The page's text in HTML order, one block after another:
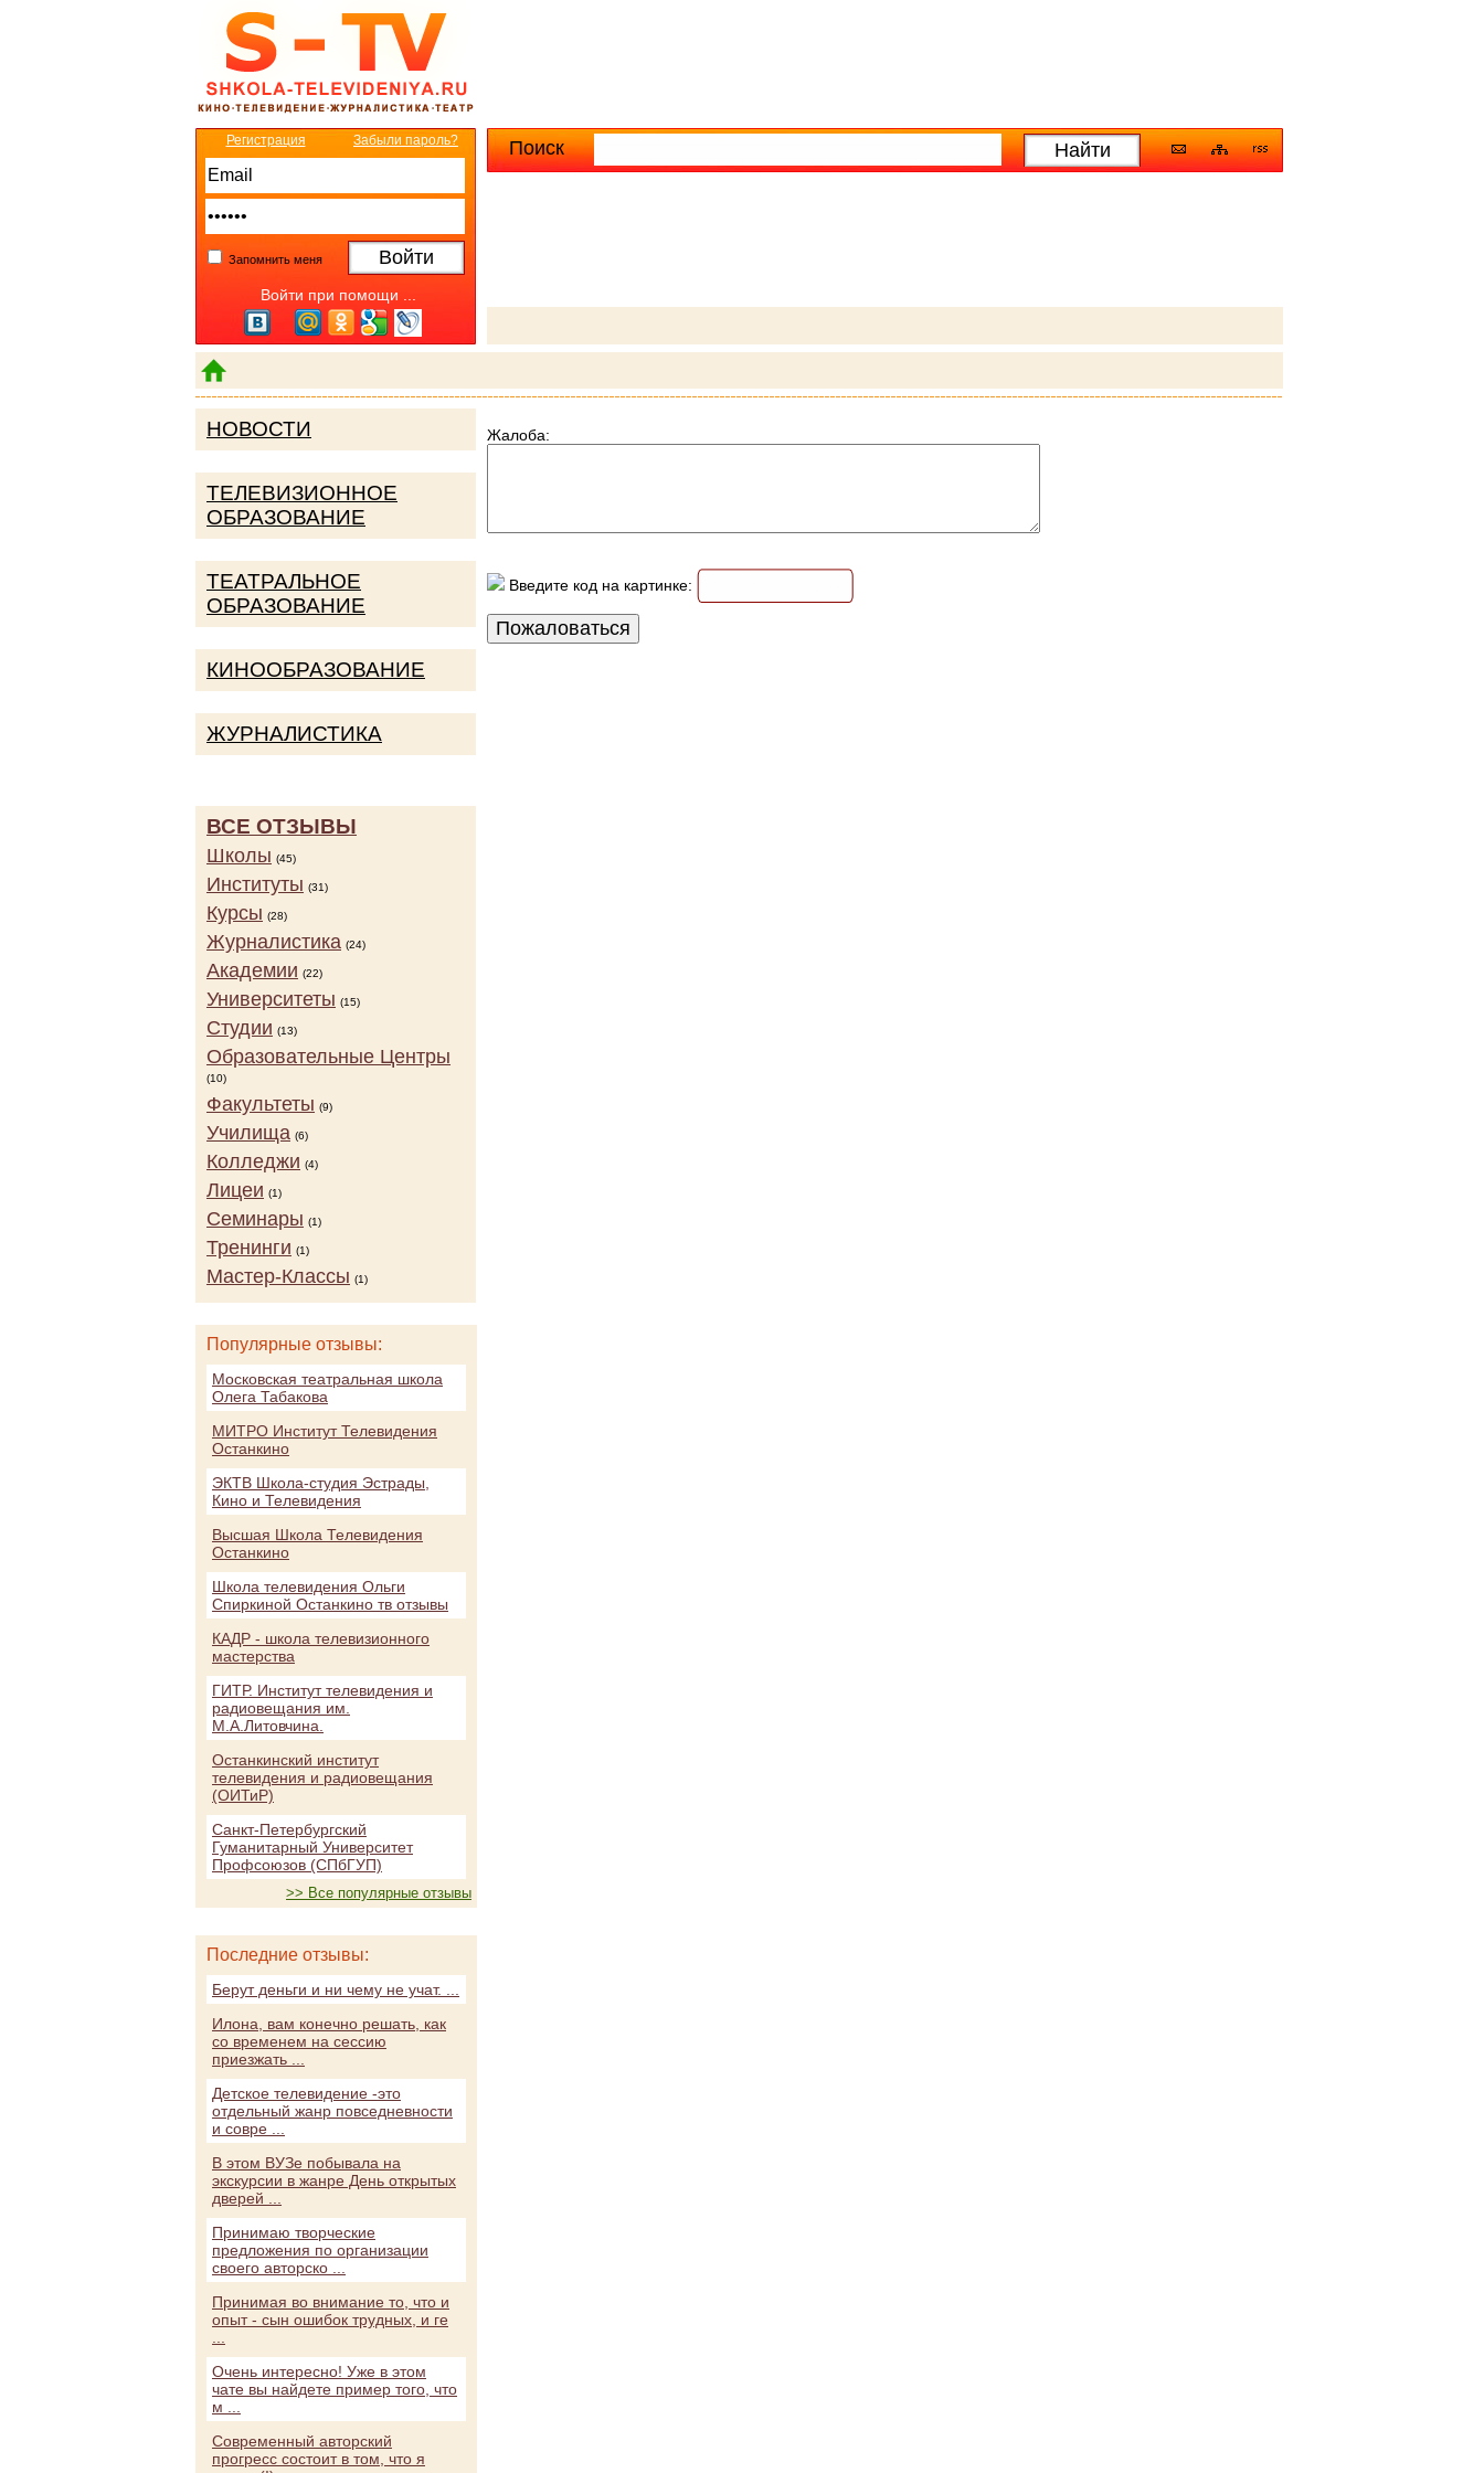
Поиск
Расширенный поиск
Регистрация Забыли пароль?
Запомнить меня
Войти при помощи ...
Жалоба:
Введите код на картинке:
НОВОСТИ
ТЕЛЕВИЗИОННОЕ
ОБРАЗОВАНИЕ
ТЕАТРАЛЬНОЕ
ОБРАЗОВАНИЕ
КИНООБРАЗОВАНИЕ
ЖУРНАЛИСТИКА
ВСЕ ОТЗЫВЫ
Школы (45)
Институты (31)
Курсы (28)
Журналистика (24)
Академии (22)
Университеты (15)
Студии (13)
Образовательные Центры
(10)
Факультеты (9)
Училища (6)
Колледжи (4)
Лицеи (1)
Семинары (1)
Тренинги (1)
Мастер-Классы (1)
Популярные отзывы:
Московская театральная школа
Олега Табакова
МИТРО Институт Телевидения
Останкино
ЭКТВ Школа-студия Эстрады,
Кино и Телевидения
Высшая Школа Телевидения
Останкино
Школа телевидения Ольги
Спиркиной Останкино тв отзывы
КАДР - школа телевизионного
мастерства
ГИТР. Институт телевидения и
радиовещания им.
М.А.Литовчина.
Останкинский институт
телевидения и радиовещания
(ОИТиР)
Санкт-Петербургский
Гуманитарный Университет
Профсоюзов (СПбГУП)
>> Все популярные отзывы
Последние отзывы:
Берут деньги и ни чему не учат. ...
Илона, вам конечно решать, как
со временем на сессию
приезжать ...
Детское телевидение -это
отдельный жанр повседневности
и совре ...
В этом ВУЗе побывала на
экскурсии в жанре День открытых
дверей ...
Принимаю творческие
предложения по организации
своего авторско ...
Принимая во внимание то, что и
опыт - сын ошибок трудных, и ге
Очень интересно! Уже в этом
чате вы найдете пример того, что
м ...
Современный авторский
прогресс состоит в том, что я